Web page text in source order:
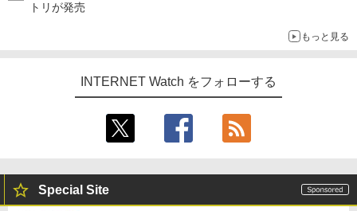
トリが発売
もっと見る
INTERNET Watch をフォローする
Special Site